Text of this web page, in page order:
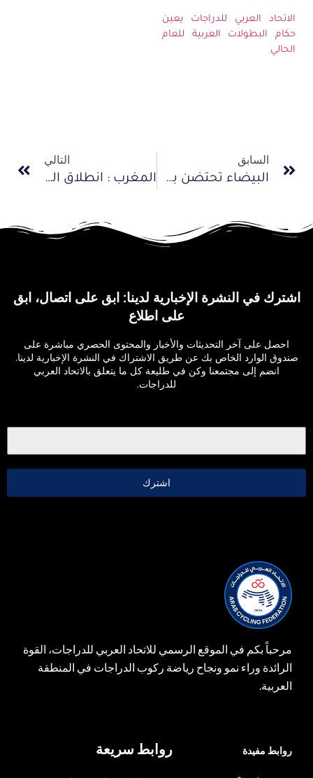
الاتحاد العربي للدراجات يعين
حكام البطولات العربية للعام
الحالي
السابق
البيضاء تحتضن بطولة ليبيا للدراجات
التالي
المغرب : انطلاق الدورة السادسة للحاق الصحراء في سباق الدراجات الهوائية يوم 15 غشت
اشترك في النشرة الإخبارية لدينا: ابق على اتصال، ابق
على اطلاع
احصل على آخر التحديثات والأخبار والمحتوى الحصري مباشرة على
صندوق الوارد الخاص بك عن طريق الاشتراك في النشرة الإخبارية لدينا.
انضم إلى مجتمعنا وكن في طليعة كل ما يتعلق بالاتحاد العربي
للدراجات.
اشترك
مرحباً بكم في الموقع الرسمي للاتحاد العربي للدراجات، القوة
الرائدة وراء نمو ونجاح رياضة ركوب الدراجات في المنطقة
العربية.
روابط مفيدة روابط سريعة